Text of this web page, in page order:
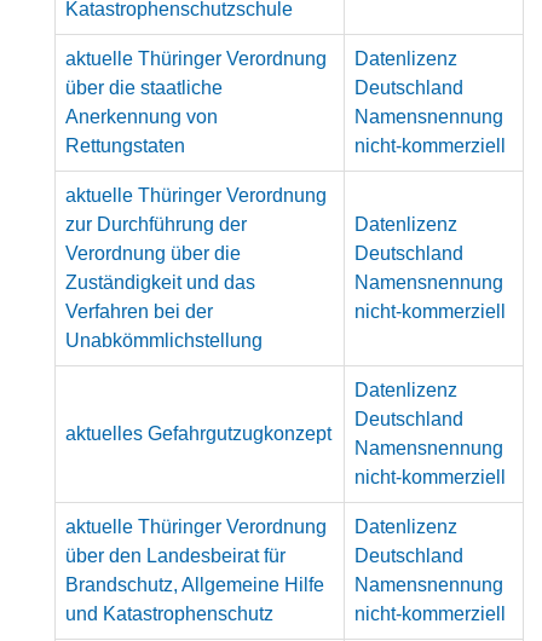
Katastrophenschutzschule
aktuelle Thüringer Verordnung
über die staatliche
Anerkennung von
Rettungstaten
Datenlizenz
Deutschland
Namensnennung
nicht-kommerziell
aktuelle Thüringer Verordnung
zur Durchführung der
Verordnung über die
Zuständigkeit und das
Verfahren bei der
Unabkömmlichstellung
Datenlizenz
Deutschland
Namensnennung
nicht-kommerziell
aktuelles Gefahrgutzugkonzept
Datenlizenz
Deutschland
Namensnennung
nicht-kommerziell
aktuelle Thüringer Verordnung
über den Landesbeirat für
Brandschutz, Allgemeine Hilfe
und Katastrophenschutz
Datenlizenz
Deutschland
Namensnennung
nicht-kommerziell